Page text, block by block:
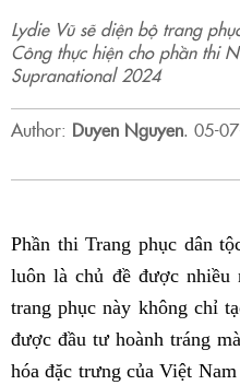
Lydie Vũ sẽ diện bộ trang
Công thực hiện cho phần thi
Supranational 2024
Author: Duyen Nguyen. 05-
Phần thi Trang phục dân
luôn là chủ đề được nhiều
trang phục này không chỉ
được đầu tư hoành tráng
hóa đặc trưng của Việt